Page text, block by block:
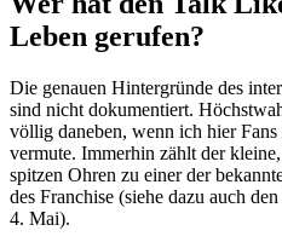
Leben gerufen?
Die genauen Hintergründe des
sind nicht dokumentiert.
völlig daneben, wenn ich hier
vermute. Immerhin zählt der
spitzen Ohren zu einer der
des Franchise (siehe dazu auch
4. Mai).